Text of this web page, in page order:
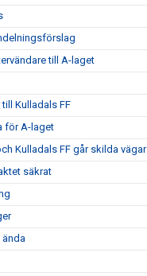
till A-laget
Kulladals FF
för A-laget
Kulladals FF går skilda vägar
säkrat
ända